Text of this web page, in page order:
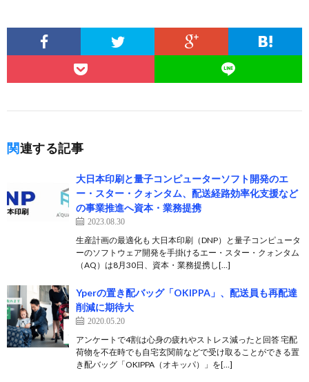
関連する記事
大日本印刷と量子コンピューターソフト開発のエ
ー・スター・クォンタム、配送経路効率化支援など
の事業推進へ資本・業務提携
2023.08.30
生産計画の最適化も 大日本印刷（DNP）と量子コンピュータ
ーのソフトウェア開発を手掛けるエー・スター・クォンタム
（AQ）は8月30日、資本・業務提携し[…]
Yperの置き配バッグ「OKIPPA」、配送員も再配達
削減に期待大
2020.05.20
アンケートで4割は心身の疲れやストレス減ったと回答 宅配
荷物を不在時でも自宅玄関前などで受け取ることができる置
き配バッグ「OKIPPA（オキッパ）」を[…]